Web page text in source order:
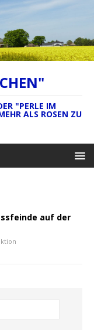
"PERLE IM
ALS ROSEN ZU
auf der